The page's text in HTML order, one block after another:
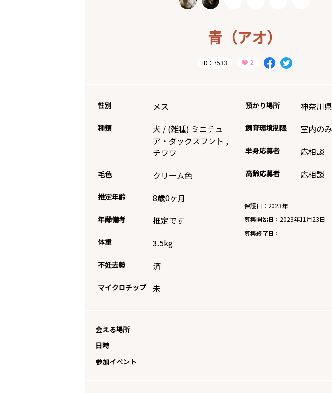
青（アオ）
ID：7533
性別 メス
種類 犬 / (雑種) ミニチュ
ア・ダックスフント ,
チワワ
毛色 クリーム色
推定年齢 8歳0ヶ月
年齢備考 推定です
体重 3.5kg
不妊去勢 済
マイクロチップ 未
預かり場所 神奈川県
飼育環境制限 室内のみ
単身応募者 応相談
高齢応募者 応相談
保護日：2023年
募集開始日： 2023年11月23日
募集終了日：
会える場所
日時
参加イベント